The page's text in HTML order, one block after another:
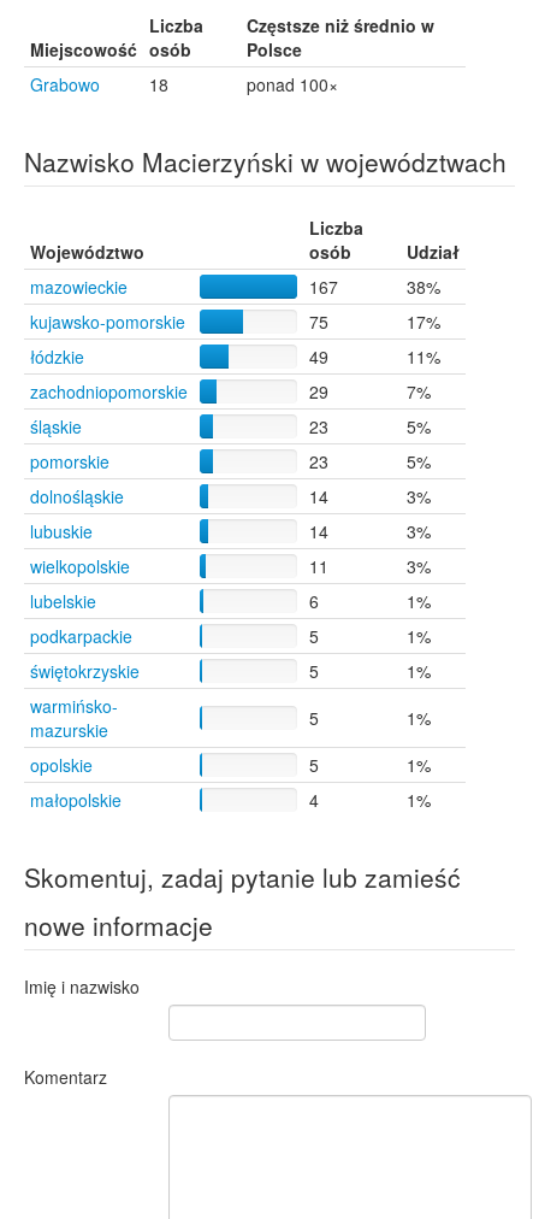
7
Żary
7
Dęblin
6
Grójec
Brzeg
5
5
Nakło nad Notecią
Promna
Pyskowice
5
Radzionków
Raszyn
Reda
Słomin
5
Zielona Góra
5
Chorzów
Gdynia
Gliwice
4
Kielce
4
Knurów
Krosno
Mrągowo
4
Opoczno
4
Piła
Szczecin
Świeradów-Zdrój
Tomaszów Mazowiecki
4
Zgierz
4
Kraków
Brzostowiec
1
Goszczyn
Jacentów
Jastrzębia Stara
Konstancin-Jeziorna
1
Mogielnica
1
Miejscowość
Liczba
osób
Częstsze niż średnio w
Polsce
Grabowo
18 ponad 100×
Nazwisko Macierzyński w województwach
Województwo
Liczba
osób
Udział
mazowieckie
167
38%
kujawsko-pomorskie
75
17%
łódzkie
49
11%
zachodniopomorskie
29
7%
śląskie
23
5%
pomorskie
23
5%
dolnośląskie
14
3%
lubuskie
14
3%
wielkopolskie
11
3%
lubelskie
6
1%
podkarpackie
5
1%
świętokrzyskie
5
1%
warmińsko-
mazurskie
5
1%
opolskie
5
1%
małopolskie
4 1%
Skomentuj, zadaj pytanie lub zamieść
nowe informacje
Imię i nazwisko
Komentarz